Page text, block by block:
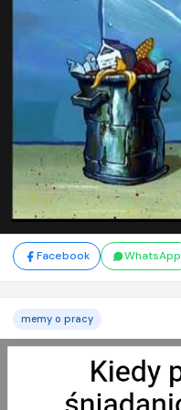
Facebook WhatsApp
memy o pracy